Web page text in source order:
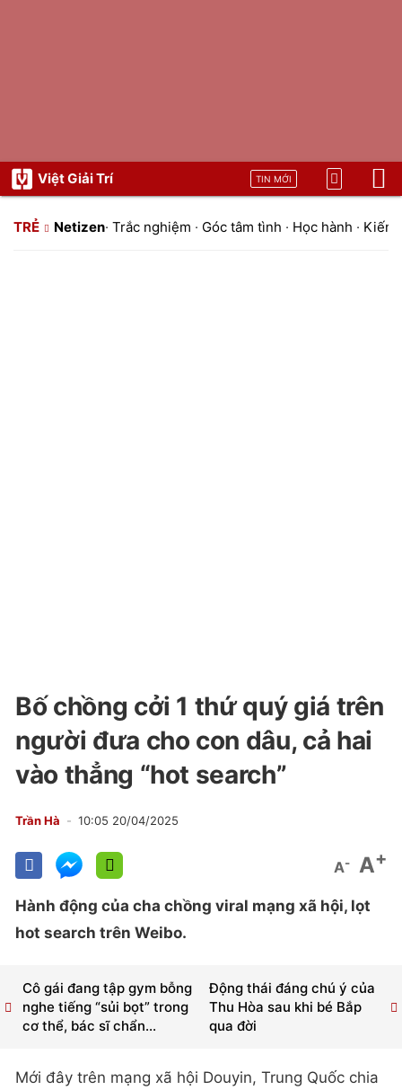
Việt Giải Trí TIN MỚI
TRẺ Netizen· Trắc nghiệm · Góc tâm tình · Học hành · Kiến
Bố chồng cởi 1 thứ quý giá trên
người đưa cho con dâu, cả hai
vào thẳng “hot search”
Trần Hà 10:05 20/04/2025
A- A+
Hành động của cha chồng viral mạng xã hội, lọt
hot search trên Weibo.
Động thái đáng chú ý của
Thu Hòa sau khi bé Bắp
qua đời
Cô gái đang tập gym bỗng
nghe tiếng “sủi bọt” trong
cơ thể, bác sĩ chẩn...
Mới đây trên mạng xã hội Douyin, Trung Quốc chia